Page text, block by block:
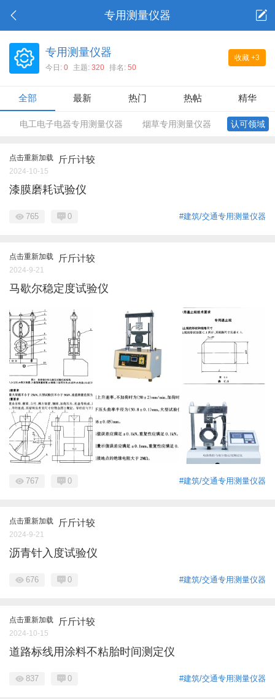
专用测量仪器
收藏 +3
专用测量仪器
今日:0 主题:320 排名:50
全部 最新 热门 热帖 精华
电工电子电器专用测量仪器 烟草专用测量仪器 认可领域
点击重新加载 斤斤计较
2024-10-15
漆膜磨耗试验仪
#建筑/交通专用测量仪器
765 0
点击重新加载 斤斤计较
2024-9-21
马歇尔稳定度试验仪
#建筑/交通专用测量仪器
767 0
点击重新加载 斤斤计较
2024-9-21
沥青针入度试验仪
#建筑/交通专用测量仪器
676 0
点击重新加载 斤斤计较
2024-10-15
道路标线用涂料不粘胎时间测定仪
#建筑/交通专用测量仪器
837 0